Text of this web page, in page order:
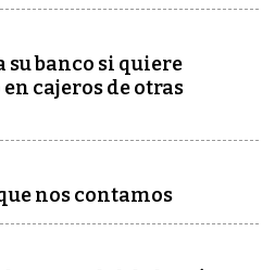
su banco si quiere
cajeros de otras
nos contamos